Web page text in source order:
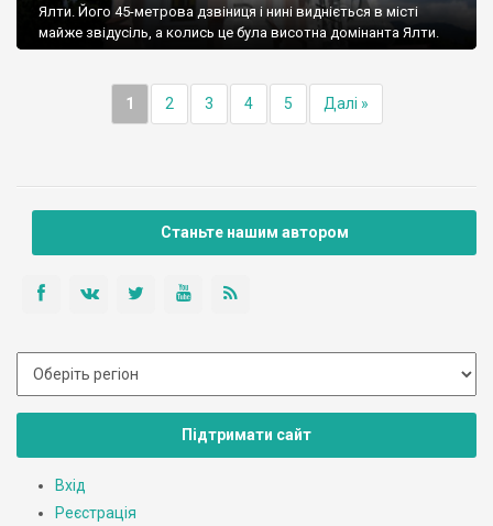
Ялти. Його 45-метрова дзвіниця і нині видніється в місті
майже звідусіль, а колись це була висотна домінанта Ялти.
1 2 3 4 5 Далі »
Станьте нашим автором
Підтримати сайт
Вхід
Реєстрація